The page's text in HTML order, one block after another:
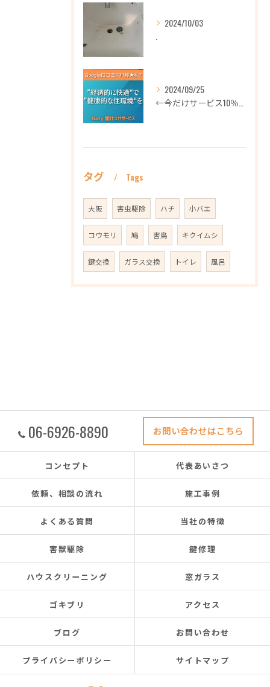
2024/10/03
2024/09/25
タグ Tags
大阪 害虫駆除 ハチ 小バエ
コウモリ 鳩 害鳥 キクイムシ
鍵交換 ガラス交換 トイレ 風呂
06-6926-8890 お問い合わせはこちら
コンセプト 代表あいさつ
依頼、相談の流れ 施工事例
よくある質問 当社の特徴
害獣駆除 鍵修理
ハウスクリーニング 窓ガラス
ゴキブリ アクセス
ブログ お問い合わせ
プライバシーポリシー サイトマップ